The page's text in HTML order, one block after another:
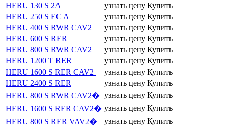
HERU 130 S 2А
узнать цену Купить
HERU 250 S EC A
узнать цену Купить
HERU 400 S RWR CAV2
узнать цену Купить
HERU 600 S RER
узнать цену Купить
HERU 800 S RWR CAV2
узнать цену Купить
HERU 1200 T RER
узнать цену Купить
HERU 1600 S RER CAV2
узнать цену Купить
HERU 2400 S RER
узнать цену Купить
HERU 800 S RWR CAV2� узнать цену Купить
HERU 1600 S RER CAV2� узнать цену Купить
HERU 800 S RER VAV2�
узнать цену Купить